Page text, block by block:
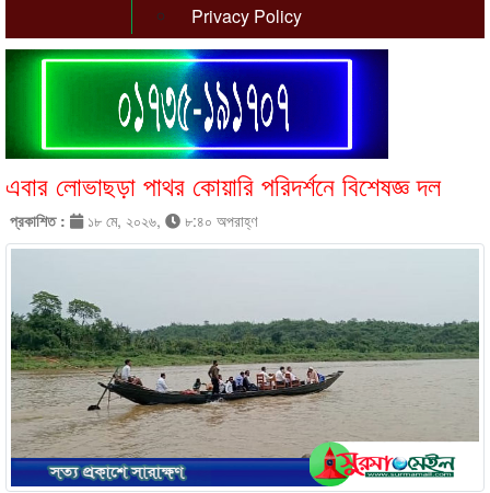
Privacy Policy
এবার লোভাছড়া পাথর কোয়ারি পরিদর্শনে বিশেষজ্ঞ দল
প্রকাশিত : ১৮ মে, ২০২৬, ৮:৪০ অপরাহ্ণ